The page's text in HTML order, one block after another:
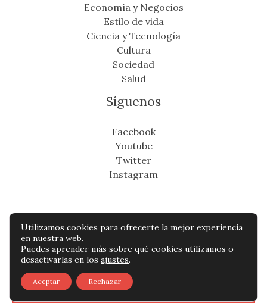
Economía y Negocios
Estilo de vida
Ciencia y Tecnología
Cultura
Sociedad
Salud
Síguenos
Facebook
Youtube
Twitter
Instagram
Copyright © Todos os direitos reservados -
cronicafinanciera.com
Política de privacidad
Contacto
Utilizamos cookies para ofrecerte la mejor experiencia
en nuestra web.
Puedes aprender más sobre qué cookies utilizamos o
desactivarlas en los ajustes.
Aceptar Rechazar